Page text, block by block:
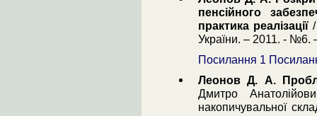
пенсійного
практика реалізації
України. – 2011. - №6.
Посилання 1
Леонов Д. А.
Дмитро
накопичувальної